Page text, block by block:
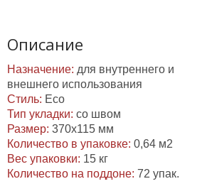
Описание
Назначение: для внутреннего и
внешнего использования
Стиль: Есо
Тип укладки: со швом
Размер: 370х115 мм
Количество в упаковке: 0,64 м2
Вес упаковки: 15 кг
Количество на поддоне: 72 упак.